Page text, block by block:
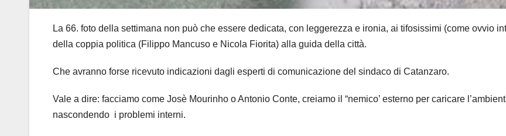
La 66. foto della settimana non può che essere dedicata, con leggerezza e ironia, ai tifosissimi (come ovvio
della coppia politica (Filippo Mancuso e Nicola Fiorita) alla guida della città.
Che avranno forse ricevuto indicazioni dagli esperti di comunicazione del sindaco di Catanzaro.
Vale a dire: facciamo come Josè Mourinho o Antonio Conte, creiamo il “nemico’ esterno per caricare
nascondendo i problemi interni.